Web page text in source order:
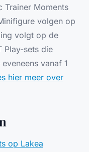
Trainer Moments
volgen op
volgt op de
Play-sets die
vanaf 1
hier meer over
op Lakea